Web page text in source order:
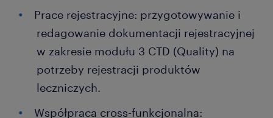
Prace rejestracyjne: przygotowywanie i
redagowanie dokumentacji rejestracyjnej
w zakresie modułu 3 CTD (Quality) na
potrzeby rejestracji produktów
leczniczych.
Współpraca cross-funkcjonalna: